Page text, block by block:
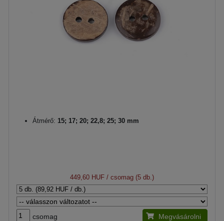
Átmérő: 15; 17; 20; 22,8; 25; 30 mm
449,60 HUF / csomag (5 db.)
csomag Megvásárolni